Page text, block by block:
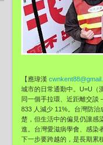
【應瑋漢
城市的日常通勤中。U=U（
同一個手拉環、近距離交談
833 人減少 11%。台灣防
楚，但生活中的偏見仍讓感
進。台灣愛滋病學會、感染
下一步要跨越的，是長期累